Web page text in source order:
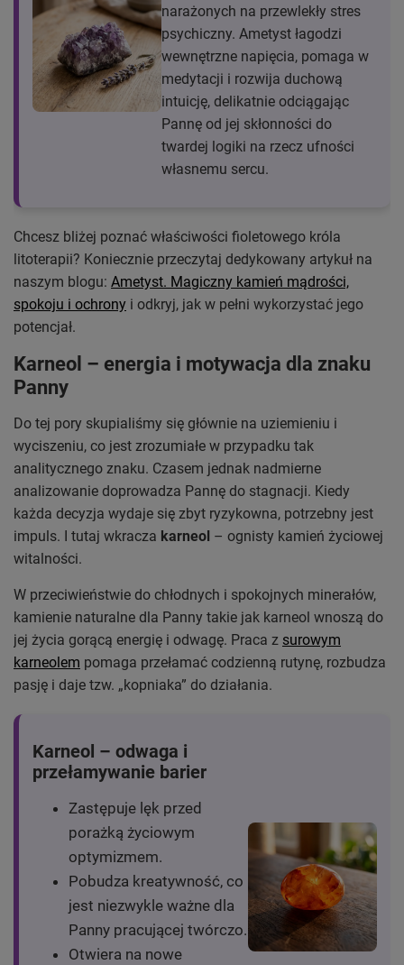
narażonych na przewlekły stres
psychiczny. Ametyst łagodzi
wewnętrzne napięcia, pomaga w
medytacji i rozwija duchową
intuicję, delikatnie odciągając
Pannę od jej skłonności do
twardej logiki na rzecz ufności
własnemu sercu.
Chcesz bliżej poznać właściwości fioletowego króla
litoterapii? Koniecznie przeczytaj dedykowany artykuł na
naszym blogu: Ametyst. Magiczny kamień mądrości,
spokoju i ochrony i odkryj, jak w pełni wykorzystać jego
potencjał.
Karneol – energia i motywacja dla znaku
Panny
Do tej pory skupialiśmy się głównie na uziemieniu i
wyciszeniu, co jest zrozumiałe w przypadku tak
analitycznego znaku. Czasem jednak nadmierne
analizowanie doprowadza Pannę do stagnacji. Kiedy
każda decyzja wydaje się zbyt ryzykowna, potrzebny jest
impuls. I tutaj wkracza karneol – ognisty kamień życiowej
witalności.
W przeciwieństwie do chłodnych i spokojnych minerałów,
kamienie naturalne dla Panny takie jak karneol wnoszą do
jej życia gorącą energię i odwagę. Praca z surowym
karneolem pomaga przełamać codzienną rutynę, rozbudza
pasję i daje tzw. „kopniaka” do działania.
Karneol – odwaga i
przełamywanie barier
Zastępuje lęk przed
porażką życiowym
optymizmem.
Pobudza kreatywność, co
jest niezwykle ważne dla
Panny pracującej twórczo.
Otwiera na nowe